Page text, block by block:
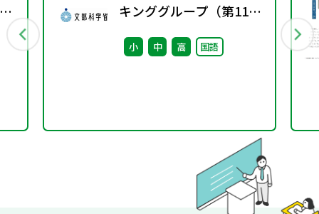
キンググループ（第11
回） 配付資料
小 中 高 国語